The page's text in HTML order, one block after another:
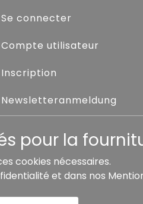
Se connecter
Compte utilisateur
Inscription
Newsletteranmeldung
pour la
cookies nécessaires.
et dans nos